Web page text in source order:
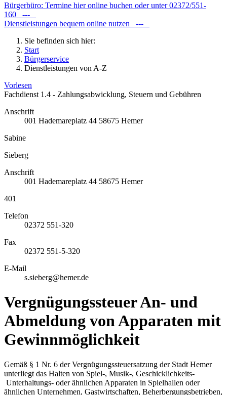
Bürgerbüro: Termine hier online buchen oder unter 02372/551-
160 ---
Dienstleistungen bequem online nutzen ---
Sie befinden sich hier:
Start
Bürgerservice
Dienstleistungen von A-Z
Vorlesen
Fachdienst 1.4 - Zahlungsabwicklung, Steuern und Gebühren
Anschrift
001 Hademareplatz 44 58675 Hemer
Sabine
Sieberg
Anschrift
001 Hademareplatz 44 58675 Hemer
401
Telefon
02372 551-320
Fax
02372 551-5-320
E-Mail
s.sieberg@hemer.de
Vergnügungssteuer An- und
Abmeldung von Apparaten mit
Gewinnmöglichkeit
Gemäß § 1 Nr. 6 der Vergnügungssteuersatzung der Stadt Hemer
unterliegt das Halten von Spiel-, Musik-, Geschicklichkeits-
Unterhaltungs- oder ähnlichen Apparaten in Spielhallen oder
ähnlichen Unternehmen, Gastwirtschaften, Beherbergungsbetrieben,